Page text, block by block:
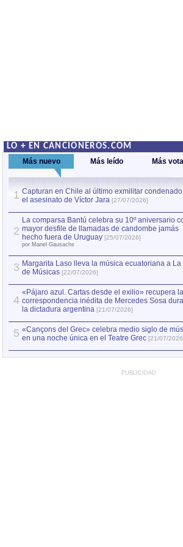
LO + EN CANCIONEROS.COM
Más nuevo Más leído Más
1 Capturan en Chile al último exmilitar
el asesinato de Víctor Jara [27/07/2026]
2
La comparsa Bantú celebra su 10º aniversario
mayor desfile de llamadas de candombe jamás
hecho fuera de Uruguay [25/07/2026]
por Manel Gausachs
3 Margarita Laso lleva la música ecuatoriana a La
de Músicas [22/07/2026]
4
«Pájaro azul. Cartas desde el exilio» recupera la
correspondencia inédita de Mercedes Sosa
la dictadura argentina [21/07/2026]
5 «Cançons del Grec» celebra medio siglo de
en una noche única en el Teatre Grec [21/07/
PUBLICIDAD